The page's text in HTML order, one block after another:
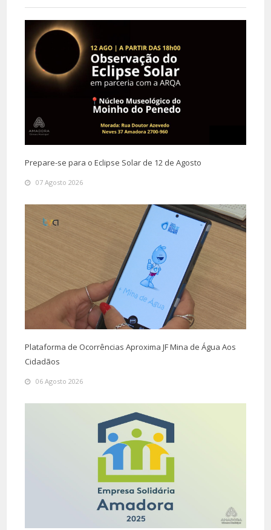
Prepare-se para o Eclipse Solar de 12 de Agosto
07 Agosto 2026
Plataforma de Ocorrências Aproxima JF Mina de Água Aos
Cidadãos
06 Agosto 2026